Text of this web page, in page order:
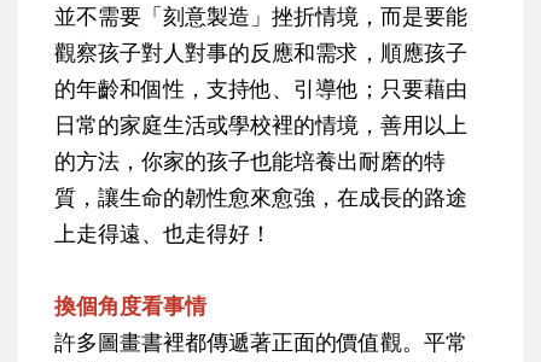
並不需要「刻意製造」挫折情境，而是要能
觀察孩子對人對事的反應和需求，順應孩子
的年齡和個性，支持他、引導他；只要藉由
日常的家庭生活或學校裡的情境，善用以上
的方法，你家的孩子也能培養出耐磨的特
質，讓生命的韌性愈來愈強，在成長的路途
上走得遠、也走得好！
換個角度看事情
許多圖畫書裡都傳遞著正面的價值觀。平常